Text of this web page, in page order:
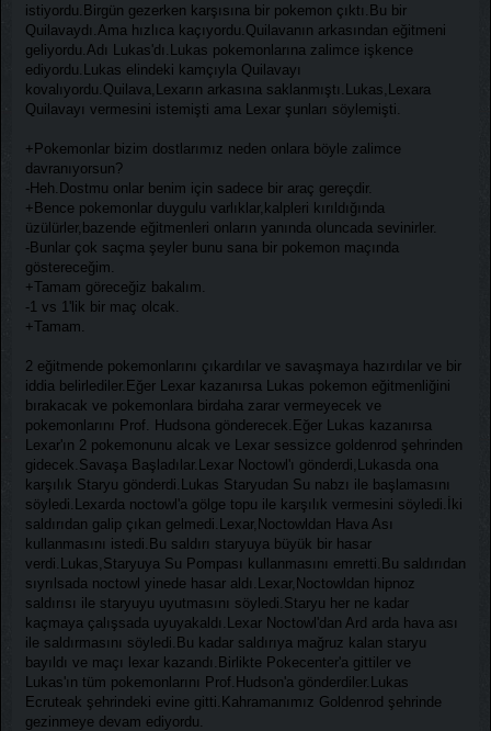
istiyordu.Birgün gezerken karşısına bir pokemon çıktı.Bu bir
Quilavaydı.Ama hızlıca kaçıyordu.Quilavanın arkasından eğitmeni
geliyordu.Adı Lukas'dı.Lukas pokemonlarına zalimce işkence
ediyordu.Lukas elindeki kamçıyla Quilavayı
kovalıyordu.Quilava,Lexarın arkasına saklanmıştı.Lukas,Lexara
Quilavayı vermesini istemişti ama Lexar şunları söylemişti.
+Pokemonlar bizim dostlarımız neden onlara böyle zalimce
davranıyorsun?
-Heh.Dostmu onlar benim için sadece bir araç gereçdir.
+Bence pokemonlar duygulu varlıklar,kalpleri kırıldığında
üzülürler,bazende eğitmenleri onların yanında oluncada sevinirler.
-Bunlar çok saçma şeyler bunu sana bir pokemon maçında
göstereceğim.
+Tamam göreceğiz bakalım.
-1 vs 1'lik bir maç olcak.
+Tamam.
2 eğitmende pokemonlarını çıkardılar ve savaşmaya hazırdılar ve bir
iddia belirlediler.Eğer Lexar kazanırsa Lukas pokemon eğitmenliğini
bırakacak ve pokemonlara birdaha zarar vermeyecek ve
pokemonlarını Prof. Hudsona gönderecek.Eğer Lukas kazanırsa
Lexar'ın 2 pokemonunu alcak ve Lexar sessizce goldenrod şehrinden
gidecek.Savaşa Başladılar.Lexar Noctowl'ı gönderdi,Lukasda ona
karşılık Staryu gönderdi.Lukas Staryudan Su nabzı ile başlamasını
söyledi.Lexarda noctowl'a gölge topu ile karşılık vermesini söyledi.İki
saldırıdan galip çıkan gelmedi.Lexar,Noctowldan Hava Ası
kullanmasını istedi.Bu saldırı staryuya büyük bir hasar
verdi.Lukas,Staryuya Su Pompası kullanmasını emretti.Bu saldırıdan
sıyrılsada noctowl yinede hasar aldı.Lexar,Noctowldan hipnoz
saldırısı ile staryuyu uyutmasını söyledi.Staryu her ne kadar
kaçmaya çalışsada uyuyakaldı.Lexar Noctowl'dan Ard arda hava ası
ile saldırmasını söyledi.Bu kadar saldırıya mağruz kalan staryu
bayıldı ve maçı lexar kazandı.Birlikte Pokecenter'a gittiler ve
Lukas'ın tüm pokemonlarını Prof.Hudson'a gönderdiler.Lukas
Ecruteak şehrindeki evine gitti.Kahramanımız Goldenrod şehrinde
gezinmeye devam ediyordu.